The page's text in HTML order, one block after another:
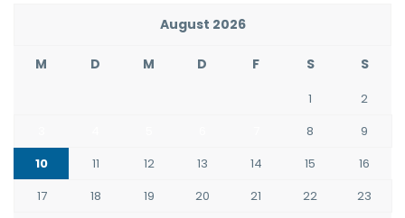
August 2026
M D M D F S S
1
2
8
9
10
11 12 13 14 15
16
17
18 19 20 21 22
23